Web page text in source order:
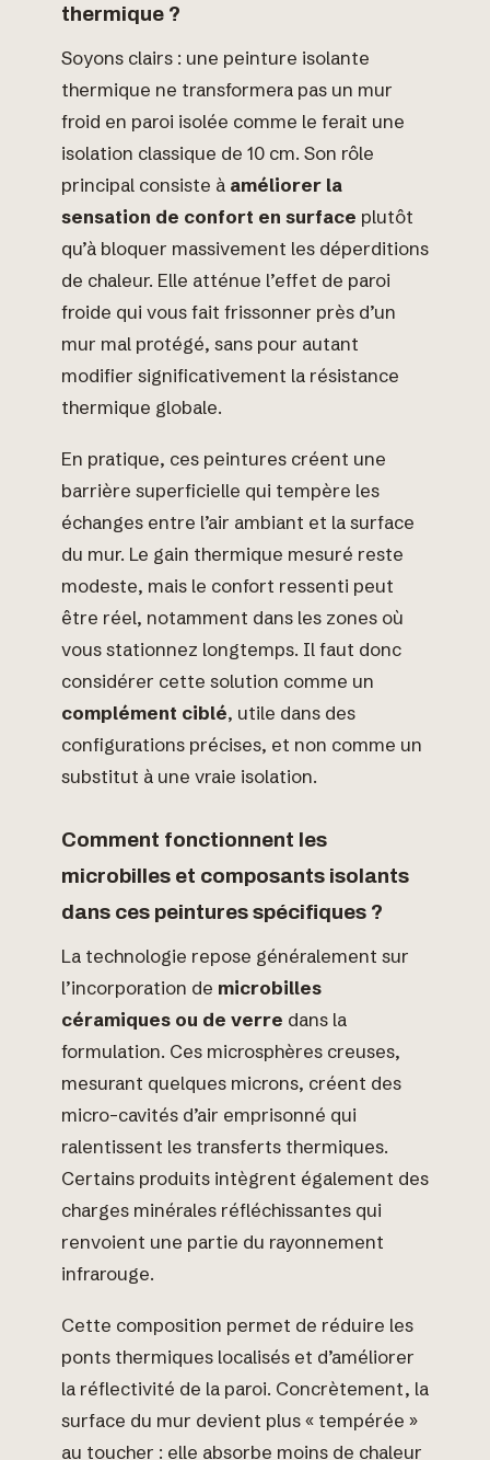
thermique ?
Soyons clairs : une peinture isolante
thermique ne transformera pas un mur
froid en paroi isolée comme le ferait une
isolation classique de 10 cm. Son rôle
principal consiste à améliorer la
sensation de confort en surface plutôt
qu’à bloquer massivement les déperditions
de chaleur. Elle atténue l’effet de paroi
froide qui vous fait frissonner près d’un
mur mal protégé, sans pour autant
modifier significativement la résistance
thermique globale.
En pratique, ces peintures créent une
barrière superficielle qui tempère les
échanges entre l’air ambiant et la surface
du mur. Le gain thermique mesuré reste
modeste, mais le confort ressenti peut
être réel, notamment dans les zones où
vous stationnez longtemps. Il faut donc
considérer cette solution comme un
complément ciblé, utile dans des
configurations précises, et non comme un
substitut à une vraie isolation.
Comment fonctionnent les
microbilles et composants isolants
dans ces peintures spécifiques ?
La technologie repose généralement sur
l’incorporation de microbilles
céramiques ou de verre dans la
formulation. Ces microsphères creuses,
mesurant quelques microns, créent des
micro-cavités d’air emprisonné qui
ralentissent les transferts thermiques.
Certains produits intègrent également des
charges minérales réfléchissantes qui
renvoient une partie du rayonnement
infrarouge.
Cette composition permet de réduire les
ponts thermiques localisés et d’améliorer
la réflectivité de la paroi. Concrètement, la
surface du mur devient plus « tempérée »
au toucher : elle absorbe moins de chaleur